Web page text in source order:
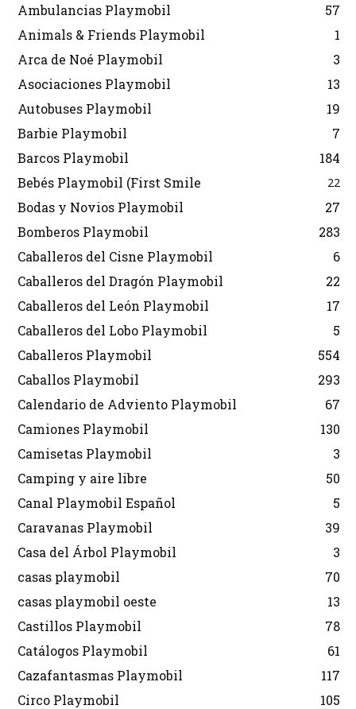
Ambulancias Playmobil
57
Animals & Friends Playmobil
1
Arca de Noé Playmobil
3
Asociaciones Playmobil
13
Autobuses Playmobil
19
Barbie Playmobil
7
Barcos Playmobil
184
Bebés Playmobil (First Smile
22
Bodas y Novios Playmobil
27
Bomberos Playmobil
283
Caballeros del Cisne Playmobil
6
Caballeros del Dragón Playmobil
22
Caballeros del León Playmobil
17
Caballeros del Lobo Playmobil
5
Caballeros Playmobil
554
Caballos Playmobil
293
Calendario de Adviento Playmobil
67
Camiones Playmobil
130
Camisetas Playmobil
3
Camping y aire libre
50
Canal Playmobil Español
5
Caravanas Playmobil
39
Casa del Árbol Playmobil
3
casas playmobil
70
casas playmobil oeste
13
Castillos Playmobil
78
Catálogos Playmobil
61
Cazafantasmas Playmobil
117
Circo Playmobil
105